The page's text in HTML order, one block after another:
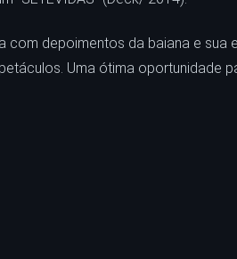
depoimentos da baiana e
Uma ótima oportunidade